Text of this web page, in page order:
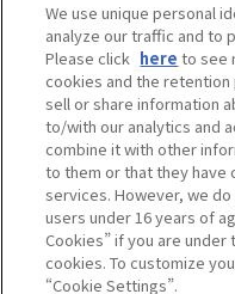
ざいますのでご了承ください。
privacypolicy
ウェブサイトご利用条件
個人情報保護方針
©BANDAI
We use unique personal
analyze our traffic and to
Please click here to see
cookies and the
sell or share information
to/with our analytics and
combine it with other
to them or that they
services. However, we
users under 16 years of
Cookies” if you are
cookies. To customize
“Cookie Settings”.